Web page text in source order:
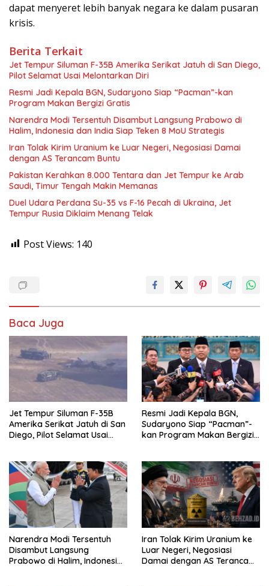
dapat menyeret lebih banyak negara ke dalam pusaran
krisis.
Berita Terkait
Jet Tempur Siluman F-35B Amerika Serikat Jatuh di San Diego,
Pilot Selamat Usai Melontarkan Diri
Resmi Jadi Kepala BGN, Sudaryono Siap “Pacman”-kan
Program Makan Bergizi Gratis
Narendra Modi Tersentuh Disambut Langsung Prabowo di
Halim, Indonesia dan India Siap Teken 8 MoU Strategis
Iran Tolak Kirim Uranium ke Luar Negeri, Negosiasi Damai
dengan AS Terancam Buntu
Pakistan Kerahkan 8.000 Tentara dan Jet Tempur ke Arab
Saudi, Timur Tengah Makin Memanas
Duel Udara Perdana Su-35 vs F-16 Pecah di Ukraina, Jet
Tempur Rusia Diklaim Menang Telak
Post Views: 140
Baca Juga
Jet Tempur Siluman F-35B
Amerika Serikat Jatuh di San
Diego, Pilot Selamat Usai
Resmi Jadi Kepala BGN,
Sudaryono Siap “Pacman”-
kan Program Makan Bergizi
Narendra Modi Tersentuh
Disambut Langsung
Prabowo di Halim, Indonesia
Iran Tolak Kirim Uranium ke
Luar Negeri, Negosiasi
Damai dengan AS Terancam